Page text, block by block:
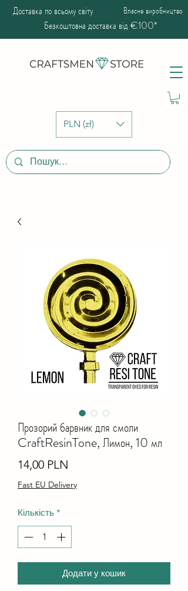
PLN (zł)
Доставка по всьому світу Власне виробництво
Безкоштовна доставка від €100*
Прозорий барвник для смоли
CraftResinTone, Лимон, 10 мл
14,00 PLN
Fast EU Delivery
Кількість *
Додати у кошик